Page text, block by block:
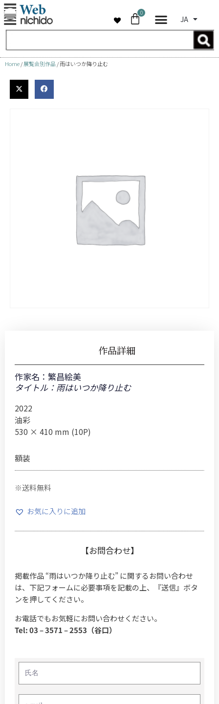
コ
テ
ン
ス
0
JA
Home/展覧会別作品 / 雨はいつか降り止む
作品詳細
作家名： 繁昌絵美
タイトル：雨はいつか降り止む
2022
油彩
530 × 410 mm (10P)
額装
※送料無料
お気に入りに追加
【お問合わせ】
掲載作品 “雨はいつか降り止む” に関するお問い合わせ
は、下記フォームに必要事項を記載の上、『送信』ボタ
ンを押してください。
お電話でもお気軽にお問い合わせください。
Tel: 03 – 3571 – 2553（谷口）